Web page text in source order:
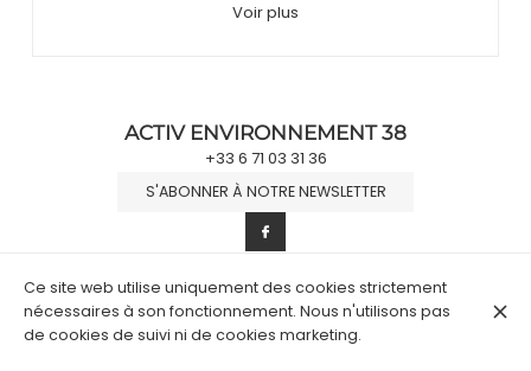
Voir plus
ACTIV ENVIRONNEMENT 38
+33 6 71 03 31 36
S'ABONNER À NOTRE NEWSLETTER
© Activ Environnement 38 2026
Mentions légales Protection des données
Paramètres des cookies
Ce site web utilise uniquement des cookies strictement
nécessaires à son fonctionnement. Nous n'utilisons pas
de cookies de suivi ni de cookies marketing.